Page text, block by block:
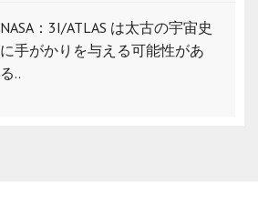
NASA：3I/ATLAS は太古の宇宙史
に手がかりを与える可能性があ
る..